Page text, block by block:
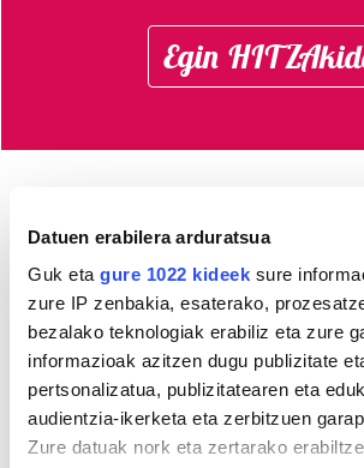
Datuen erabilera arduratsua
Guk eta gure 1022 kideek sure
zure IP zenbakia, esaterako,
bezalako teknologiak erabiliz eta zure
informazioak azitzen dugu publizitate
pertsonalizatua, publizitatearen eta
audientzia-ikerketa eta zerbitzuen
Zure datuak nork eta zertarako
Egin
Abuztua 2026
3 4 5 6 7
10 11 12 13 14
17 18 19 20 21